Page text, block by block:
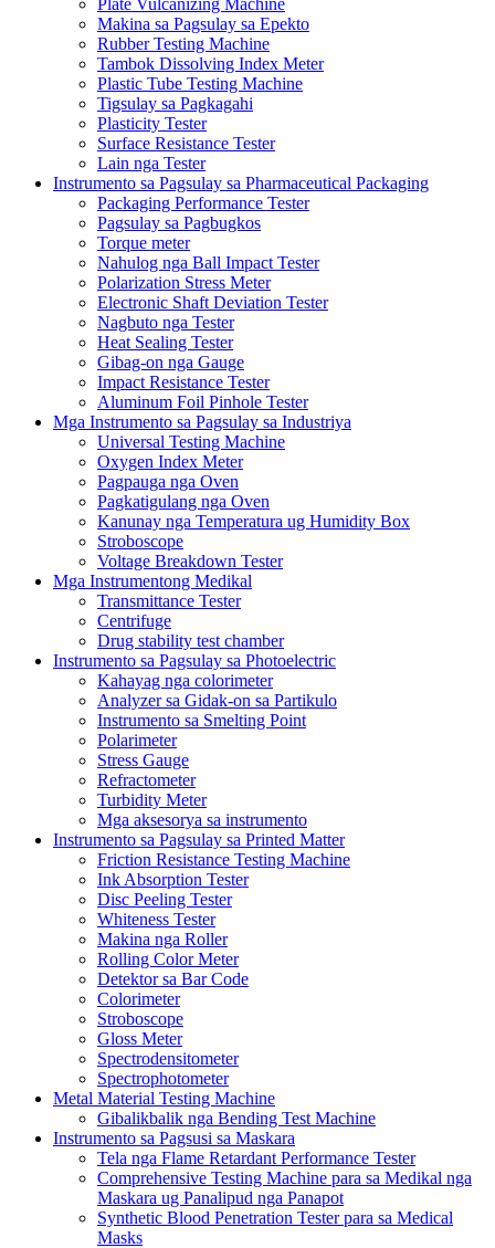
Makina sa Pagsulay sa Epekto
Rubber Testing Machine
Tambok Dissolving Index Meter
Plastic Tube Testing Machine
Tigsulay sa Pagkagahi
Plasticity Tester
Surface Resistance Tester
Lain nga Tester
Instrumento sa Pagsulay sa Pharmaceutical Packaging
Packaging Performance Tester
Pagsulay sa Pagbugkos
Torque meter
Nahulog nga Ball Impact Tester
Polarization Stress Meter
Electronic Shaft Deviation Tester
Nagbuto nga Tester
Heat Sealing Tester
Gibag-on nga Gauge
Impact Resistance Tester
Aluminum Foil Pinhole Tester
Mga Instrumento sa Pagsulay sa Industriya
Universal Testing Machine
Oxygen Index Meter
Pagpauga nga Oven
Pagkatigulang nga Oven
Kanunay nga Temperatura ug Humidity Box
Stroboscope
Voltage Breakdown Tester
Mga Instrumentong Medikal
Transmittance Tester
Centrifuge
Drug stability test chamber
Instrumento sa Pagsulay sa Photoelectric
Kahayag nga colorimeter
Analyzer sa Gidak-on sa Partikulo
Instrumento sa Smelting Point
Polarimeter
Stress Gauge
Refractometer
Turbidity Meter
Mga aksesorya sa instrumento
Instrumento sa Pagsulay sa Printed Matter
Friction Resistance Testing Machine
Ink Absorption Tester
Disc Peeling Tester
Whiteness Tester
Makina nga Roller
Rolling Color Meter
Detektor sa Bar Code
Colorimeter
Stroboscope
Gloss Meter
Spectrodensitometer
Spectrophotometer
Metal Material Testing Machine
Gibalikbalik nga Bending Test Machine
Instrumento sa Pagsusi sa Maskara
Tela nga Flame Retardant Performance Tester
Comprehensive Testing Machine para sa Medikal nga
Maskara ug Panalipud nga Panapot
Synthetic Blood Penetration Tester para sa Medical
Masks